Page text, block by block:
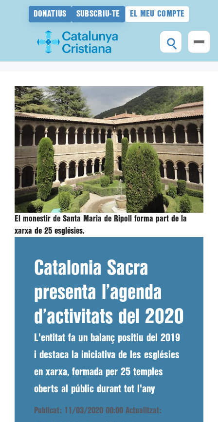
DONATIUS SUBSCRIU-TE EL MEU COMPTE
contingut
El monestir de Santa Maria de Ripoll forma part de la
xarxa de 25 esglésies.
Catalonia Sacra
presenta l’agenda
d’activitats del 2020
L'entitat fa un balanç positiu del 2019
i destaca la iniciativa de les esglésies
en xarxa, formada per 25 temples
oberts al públic durant tot l'any
Publicat: 11/03/2020 00:00 Actualitzat: